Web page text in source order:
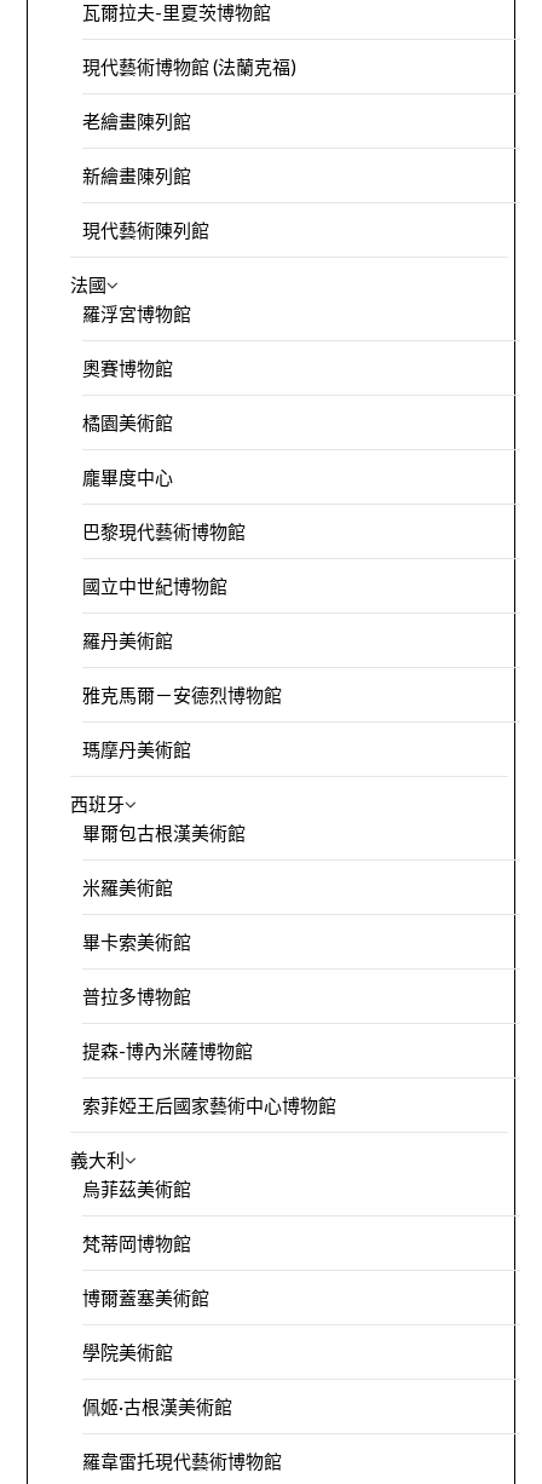
瓦爾拉夫-里夏茨博物館
現代藝術博物館 (法蘭克福)
老繪畫陳列館
新繪畫陳列館
現代藝術陳列館
法國
羅浮宮博物館
奧賽博物館
橘園美術館
龐畢度中心
巴黎現代藝術博物館
國立中世紀博物館
羅丹美術館
雅克馬爾－安德烈博物館
瑪摩丹美術館
西班牙
畢爾包古根漢美術館
米羅美術館
畢卡索美術館
普拉多博物館
提森-博內米薩博物館
索菲婭王后國家藝術中心博物館
義大利
烏菲茲美術館
梵蒂岡博物館
博爾蓋塞美術館
學院美術館
佩姬·古根漢美術館
羅韋雷托現代藝術博物館